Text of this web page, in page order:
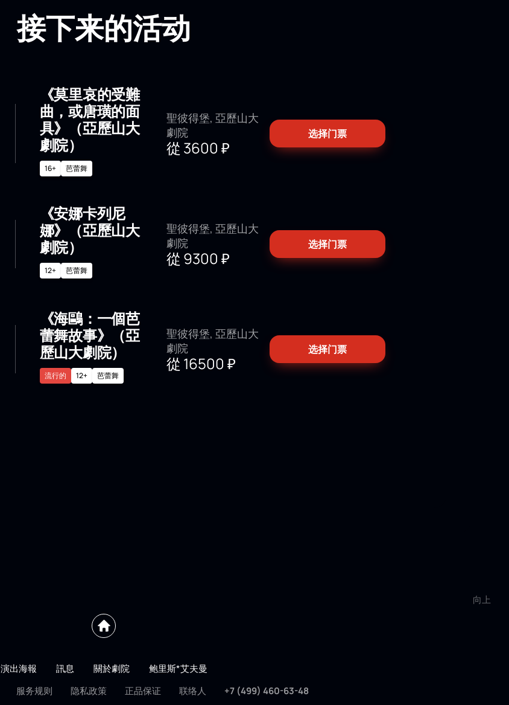
接下来的活动
《莫里哀的受難
曲，或唐璜的面
具》（亞歷山大
劇院）
16+ 芭蕾舞
聖彼得堡, 亞歷山大
劇院
從 3600 ₽
选择门票
《安娜卡列尼
娜》（亞歷山大
劇院）
12+ 芭蕾舞
聖彼得堡, 亞歷山大
劇院
從 9300 ₽
选择门票
《海鷗：一個芭
蕾舞故事》（亞
歷山大劇院）
12+ 芭蕾舞
流行的
聖彼得堡, 亞歷山大
劇院
從 16500 ₽
选择门票
向上
演出海報 訊息 關於劇院
鲍里斯*艾夫曼
服务规则 隐私政策 正品保证 联络人 +7 (499) 460-63-48